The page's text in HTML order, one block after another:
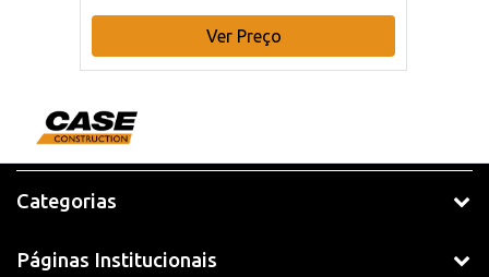
Ver Preço
Categorias
Páginas Institucionais